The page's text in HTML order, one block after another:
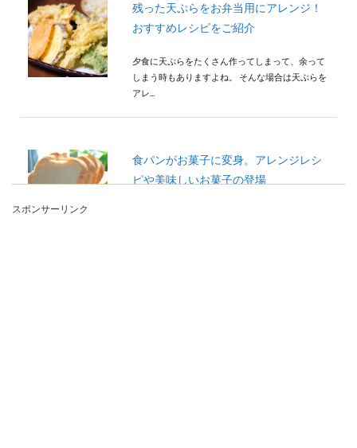
残った天ぷらをお弁当用にアレンジ！
おすすめレシピをご紹介
夕食に天ぷらをたくさん作ってしまって、余って
しまう時もありますよね。 そんな場合は天ぷらを
アレ...
食パンがお菓子に変身。アレンジレシ
ピや美味しいお菓子の登場
スポンサーリンク